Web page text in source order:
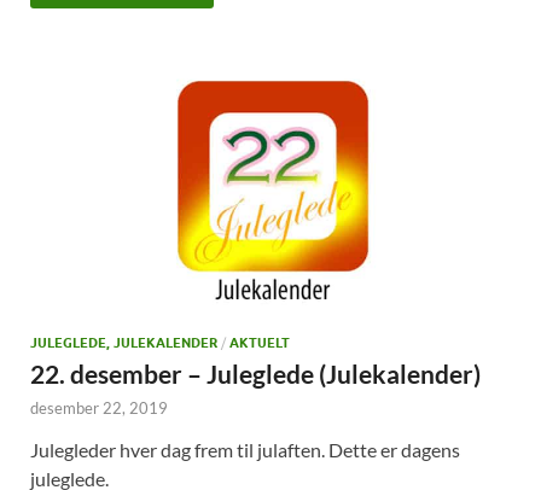
JULEGLEDE, JULEKALENDER / AKTUELT
22. desember – Juleglede (Julekalender)
desember 22, 2019
Julegleder hver dag frem til julaften. Dette er dagens
juleglede.